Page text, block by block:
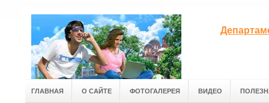
ГЛАВНАЯ О САЙТЕ ФОТОГАЛЕРЕЯ ВИДЕО